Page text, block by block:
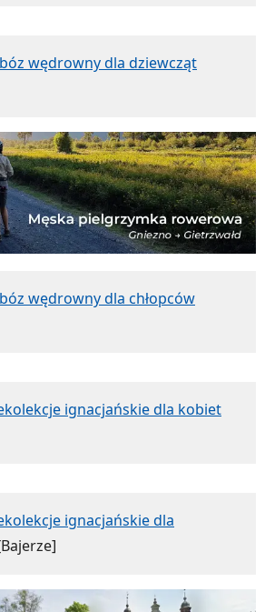
wędrowny dla dziewcząt
wędrowny dla chłopców
ignacjańskie dla kobiet
ignacjańskie dla